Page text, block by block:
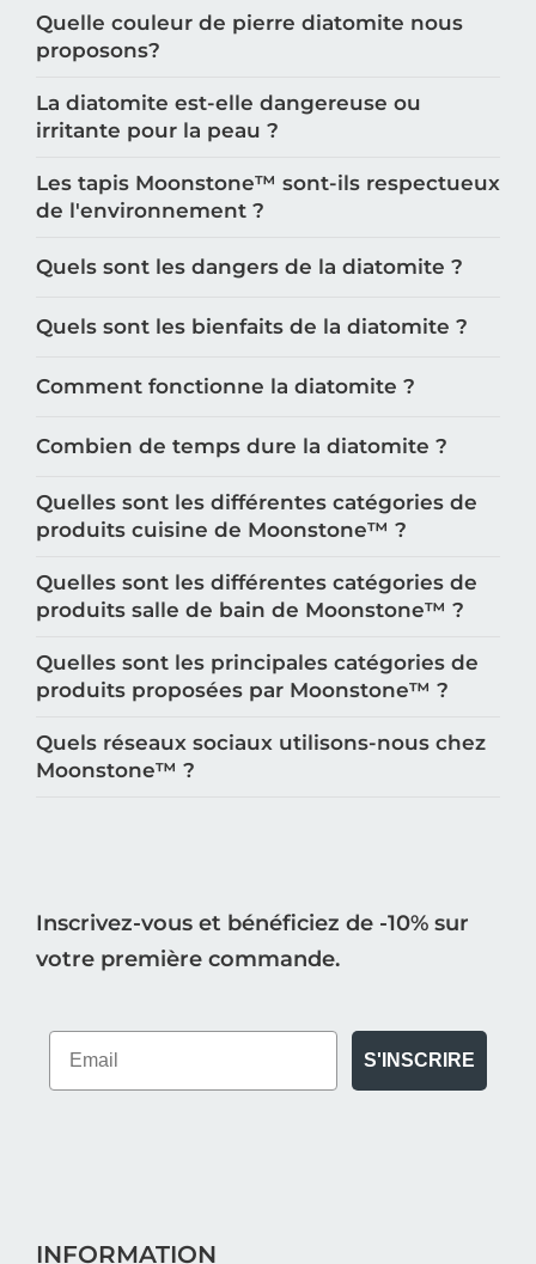
Quelle couleur de pierre diatomite nous
proposons?
La diatomite est-elle dangereuse ou
irritante pour la peau ?
Les tapis Moonstone™️ sont-ils respectueux
de l'environnement ?
Quels sont les dangers de la diatomite ?
Quels sont les bienfaits de la diatomite ?
Comment fonctionne la diatomite ?
Combien de temps dure la diatomite ?
Quelles sont les différentes catégories de
produits cuisine de Moonstone™️ ?
Quelles sont les différentes catégories de
produits salle de bain de Moonstone™️ ?
Quelles sont les principales catégories de
produits proposées par Moonstone™️ ?
Quels réseaux sociaux utilisons-nous chez
Moonstone™️ ?
Inscrivez-vous et bénéficiez de -10% sur
votre première commande.
S'INSCRIRE
INFORMATION